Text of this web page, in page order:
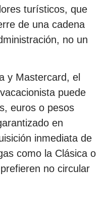
turísticos, que
de una cadena
no un
y Mastercard, el
puede
euros o pesos
en
inmediata de
como la Clásica o
no circular